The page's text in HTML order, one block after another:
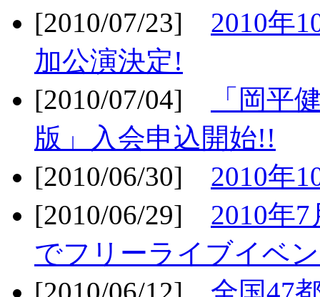
[2010/07/23] 2010年
加公演決定!
[2010/07/04]
「岡平
版」入会申込開始!!
[2010/06/30] 2010年
[2010/06/29] 2010年
でフリーライブイベ